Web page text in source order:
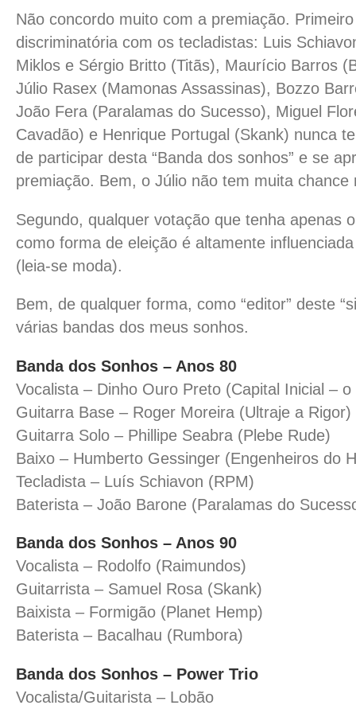
Não concordo muito com a premiação.
discriminatória com os tecladistas: Luis
Miklos e Sérgio Britto (Titãs), Maurício Barros
Júlio Rasex (Mamonas Assassinas), Bozzo
João Fera (Paralamas do Sucesso), Miguel
Cavadão) e Henrique Portugal (Skank) nunca
de participar desta “Banda dos sonhos” e se
premiação. Bem, o Júlio não tem muita chance
Segundo, qualquer votação que tenha apenas
como forma de eleição é altamente
(leia-se moda).
Bem, de qualquer forma, como “editor” deste
várias bandas dos meus sonhos.
Banda dos Sonhos – Anos 80
Vocalista – Dinho Ouro Preto (Capital Inicial –
Guitarra Base – Roger Moreira (Ultraje a Rigor)
Guitarra Solo – Phillipe Seabra (Plebe Rude)
Baixo – Humberto Gessinger (Engenheiros do
Tecladista – Luís Schiavon (RPM)
Baterista – João Barone (Paralamas do
Banda dos Sonhos – Anos 90
Vocalista – Rodolfo (Raimundos)
Guitarrista – Samuel Rosa (Skank)
Baixista – Formigão (Planet Hemp)
Baterista – Bacalhau (Rumbora)
Banda dos Sonhos – Power Trio
Vocalista/Guitarista – Lobão